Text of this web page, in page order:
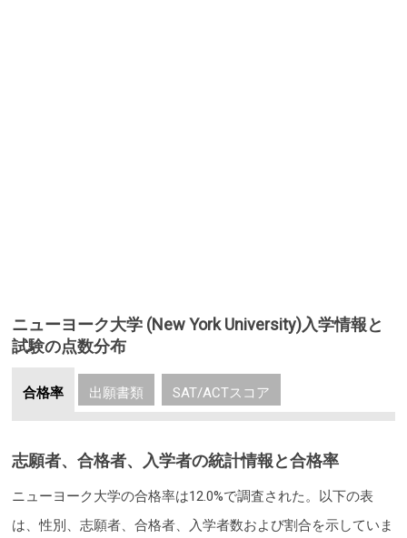
ニューヨーク大学 (New York University)入学情報と
試験の点数分布
合格率 出願書類 SAT/ACTスコア
志願者、合格者、入学者の統計情報と合格率
ニューヨーク大学の合格率は12.0%で調査された。以下の表
は、性別、志願者、合格者、入学者数および割合を示していま